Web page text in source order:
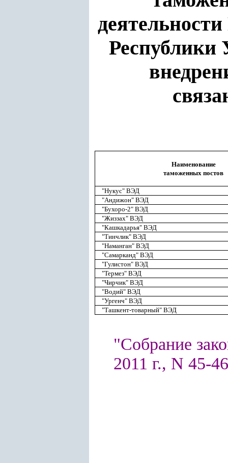
Республики
Наименование
таможенных постов
"Нукус" ВЭД
"Андижон" ВЭД
"Бухоро-2" ВЭД
"Жиззах" ВЭД
"Кашкадарья" ВЭД
"Тинчлик" ВЭД
"Наманган" ВЭД
"Самарканд" ВЭД
"Гулистон" ВЭД
"Термез" ВЭД
"Чирчик" ВЭД
"Водий" ВЭД
"Ургенч" ВЭД
"Ташкент-товарный" ВЭД
"Собрание
2011 г., N 45-